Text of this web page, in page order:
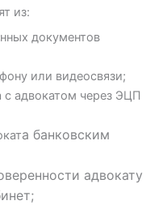
из:
документов
или видеосвязи;
адвокатом через ЭЦП
а банковским
адвокату